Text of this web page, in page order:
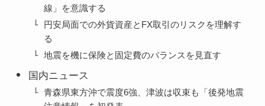
線」を意識する
円安局面での外貨資産とFX取引のリスクを理解す
る
地震を機に保険と固定費のバランスを見直す
国内ニュース
青森県東方沖で震度6強、津波は収束も「後発地震